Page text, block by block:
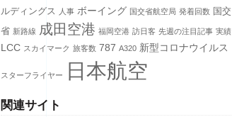
ルディングス
人事 ボーイング 国交省航空局 発着回数 国交
省 新路線 成田空港 福岡空港 訪日客 先週の注目記事 実績
LCC スカイマーク 旅客数 787 A320 新型コロナウイルス
スターフライヤー 日本航空
関連サイト